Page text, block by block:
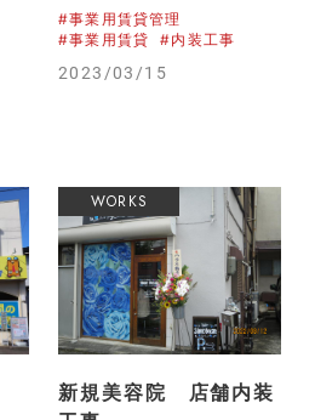
#事業用賃貸管理
#事業用賃貸
#内装工事
2023/03/15
WORKS
新規美容院 店舗内装